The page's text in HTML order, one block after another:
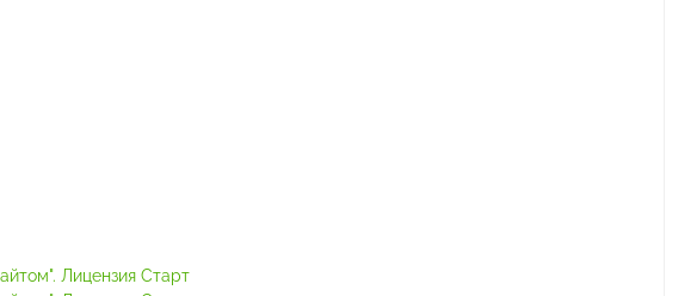
Лицензия Старт